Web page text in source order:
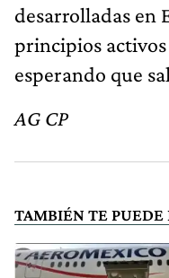
desarrolladas en
principios
esperando que
AG CP
TAMBIÉN TE PUEDE